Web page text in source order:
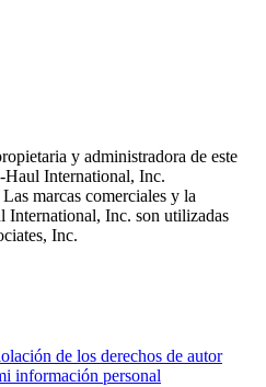
y administradora de este
Haul International, Inc.
Las marcas comerciales y la
International, Inc. son utilizadas
Inc.
de los derechos de autor
información personal